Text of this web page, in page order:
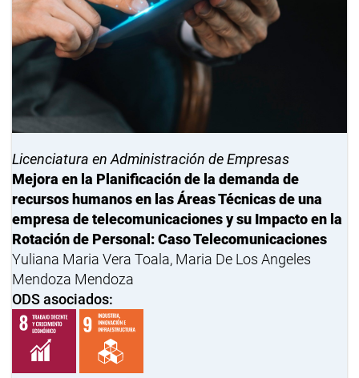
Licenciatura en Administración de Empresas
Mejora en la Planificación de la demanda de
recursos humanos en las Áreas Técnicas de una
empresa de telecomunicaciones y su Impacto en la
Rotación de Personal: Caso Telecomunicaciones
Yuliana Maria Vera Toala, Maria De Los Angeles
Mendoza Mendoza
ODS asociados: